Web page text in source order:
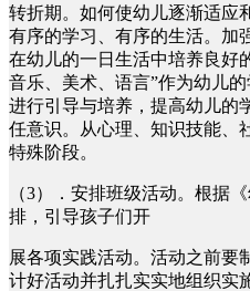
转折期。如何使幼儿逐渐适应
有序的学习、有序的生活。加
在幼儿的一日生活中培养良好
音乐、美术、语言”作为幼儿
进行引导与培养，提高幼儿的
任意识。从心理、知识技能、
特殊阶段。
（3）．安排班级活动。根据
排，引导孩子们开
展各项实践活动。活动之前要
计好活动并扎扎实实地组织实